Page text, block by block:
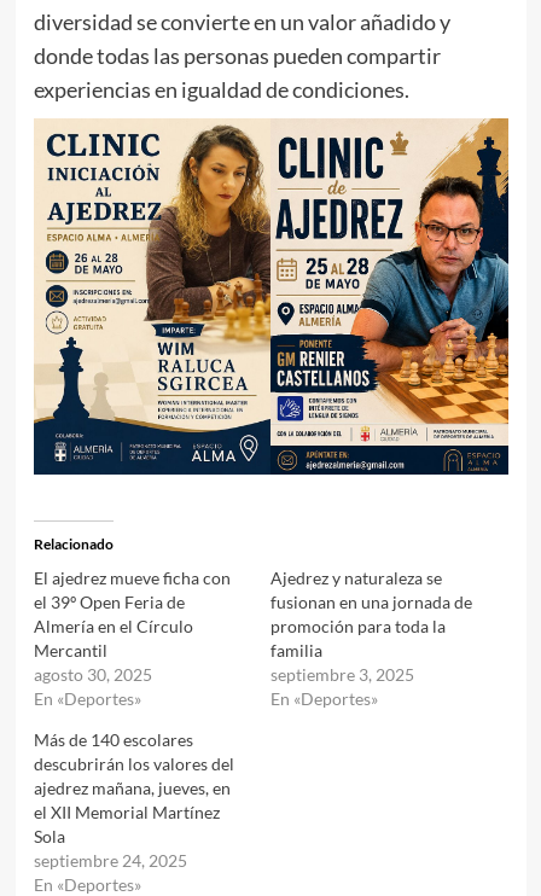
diversidad se convierte en un valor añadido y
donde todas las personas pueden compartir
experiencias en igualdad de condiciones.
Relacionado
El ajedrez mueve ficha con
el 39º Open Feria de
Almería en el Círculo
Mercantil
agosto 30, 2025
En «Deportes»
Ajedrez y naturaleza se
fusionan en una jornada de
promoción para toda la
familia
septiembre 3, 2025
En «Deportes»
Más de 140 escolares
descubrirán los valores del
ajedrez mañana, jueves, en
el XII Memorial Martínez
Sola
septiembre 24, 2025
En «Deportes»